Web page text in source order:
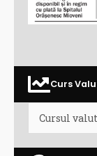
Curs
Cursul